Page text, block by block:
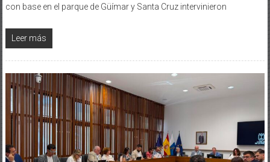
con base en el parque de Güímar y Santa Cruz intervinieron
Leer más